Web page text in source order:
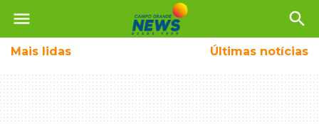
menu search
Mais lidas Últimas notícias